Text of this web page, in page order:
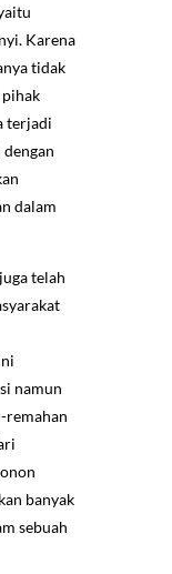
Karena
tidak
terjadi
dengan
dalam
telah
namun
remahan
banyak
sebuah